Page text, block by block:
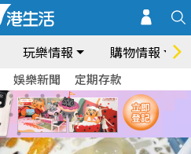
玩樂情報 購物情報
娛樂新聞 定期存款